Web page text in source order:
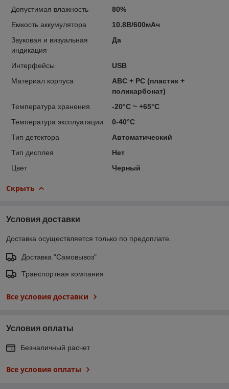
Допустимая влажность
80%
Емкость аккумулятора
10.8В/600мАч
Звуковая и визуальная
индикация
Да
Интерфейсы
USB
Материал корпуса
ABC + PC (пластик +
поликарбонат)
Температура хранения
-20°С ~ +65°С
Температура эксплуатации
0-40°С
Тип детектора
Автоматический
Тип дисплея
Нет
Цвет
Черный
Скрыть
Условия доставки
Доставка осуществляется только по предоплате.
Доставка "Самовывоз"
Транспортная компания
Все условия доставки
Условия оплаты
Безналичный расчет
Все условия оплаты